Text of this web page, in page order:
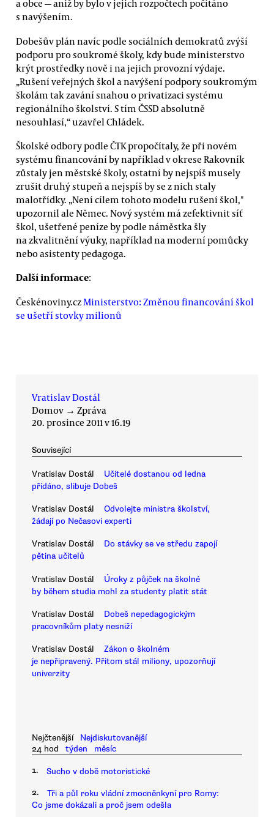
a obce — aniž by bylo v jejich rozpočtech počítáno
s navýšením.
Dobešův plán navíc podle sociálních demokratů zvýší
podporu pro soukromé školy, kdy bude ministerstvo
krýt prostředky nově i na jejich provozní výdaje.
„Rušení veřejných škol a navýšení podpory soukromým
školám tak zavání snahou o privatizaci systému
regionálního školství. S tím ČSSD absolutně
nesouhlasí,“ uzavřel Chládek.
Školské odbory podle ČTK propočítaly, že při novém
systému financování by například v okrese Rakovník
zůstaly jen městské školy, ostatní by nejspíš musely
zrušit druhý stupeň a nejspíš by se z nich staly
malotřídky. „Není cílem tohoto modelu rušení škol,"
upozornil ale Němec. Nový systém má zefektivnit síť
škol, ušetřené peníze by podle náměstka šly
na zkvalitnění výuky, například na moderní pomůcky
nebo asistenty pedagoga.
Další informace:
Českénoviny.cz Ministerstvo: Změnou financování škol
se ušetří stovky milionů
Vratislav Dostál
Domov → Zpráva
20. prosince 2011 v 16.19
Související
Vratislav Dostál
Učitelé dostanou od ledna
přidáno, slibuje Dobeš
Vratislav Dostál
Odvolejte ministra školství,
žádají po Nečasovi experti
Vratislav Dostál
Do stávky se ve středu zapojí
pětina učitelů
Vratislav Dostál
Úroky z půjček na školné
by během studia mohl za studenty platit stát
Vratislav Dostál
Dobeš nepedagogickým
pracovníkům platy nesniží
Vratislav Dostál
Zákon o školném
je nepřipravený. Přitom stál miliony, upozorňují
univerzity
Nejčtenější
Nejdiskutovanější
24 hod
týden měsíc
1. Sucho v době motoristické
2.
Tři a půl roku vládní zmocněnkyní pro Romy:
Co jsme dokázali a proč jsem odešla